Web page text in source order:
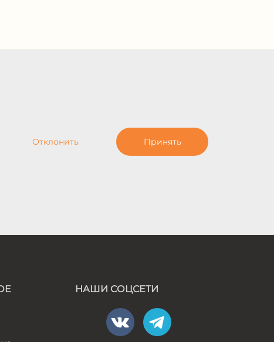
Отклонить Принять
НАШИ СОЦСЕТИ